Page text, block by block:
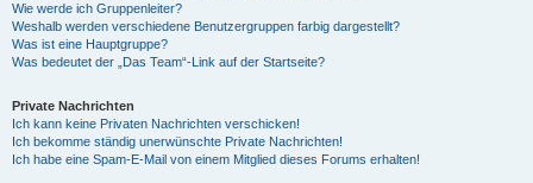
Wie werde ich Gruppenleiter?
Weshalb werden verschiedene Benutzergruppen farbig dargestellt?
Was ist eine Hauptgruppe?
Was bedeutet der „Das Team“-Link auf der Startseite?
Private Nachrichten
Ich kann keine Privaten Nachrichten verschicken!
Ich bekomme ständig unerwünschte Private Nachrichten!
Ich habe eine Spam-E-Mail von einem Mitglied dieses Forums erhalten!